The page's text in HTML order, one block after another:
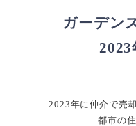
ガーデン
2023
2023年に仲介で売
都市の